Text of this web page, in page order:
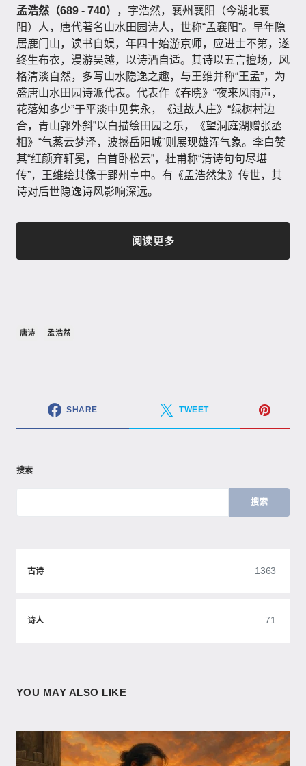
孟浩然（689 - 740）
，字浩然，襄州襄阳（今湖北襄
阳）人，唐代著名山水田园诗人，世称“孟襄阳”。早年隐
居鹿门山，读书自娱，年四十始游京师，应进士不第，遂
终生布衣，漫游吴越，以诗酒自适。其诗以五言擅场，风
格清淡自然，多写山水隐逸之趣，与王维并称“王孟”，为
盛唐山水田园诗派代表。代表作《春晓》“夜来风雨声，
花落知多少”于平淡中见隽永，《过故人庄》“绿树村边
合，青山郭外斜”以白描绘田园之乐，《望洞庭湖赠张丞
相》“气蒸云梦泽，波撼岳阳城”则展现雄浑气象。李白赞
其“红颜弃轩冕，白首卧松云”，杜甫称“清诗句句尽堪
传”，王维绘其像于郢州亭中。有《孟浩然集》传世，其
诗对后世隐逸诗风影响深远。
阅读更多
唐诗 孟浩然
SHARE TWEET
搜索
搜索
古诗 1363
诗人 71
YOU MAY ALSO LIKE